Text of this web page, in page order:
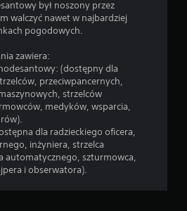
był noszony przez
walczyć nawet w najbardziej
pogodowych.
zawiera:
(dostępny dla
przeciwpancernych,
strzelców
medyków, wsparcia,
dla radzieckiego oficera,
inżyniera, strzelca
automatycznego, szturmowca,
i obserwatora).